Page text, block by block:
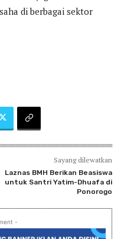
di berbagai sektor
Sayang dilewatkan
Laznas BMH Berikan Beasiswa
untuk Santri Yatim-Dhuafa di
Ponorogo
-